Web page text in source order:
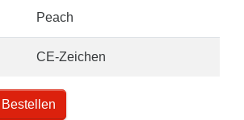
Peach
CE-Zeichen
Bestellen